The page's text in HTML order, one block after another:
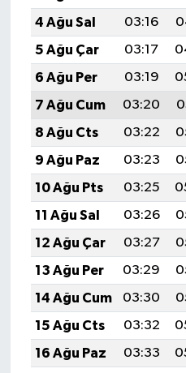
4 Ağu Sal
03:16
5 Ağu Çar
03:17
6 Ağu Per
03:19
7 Ağu Cum
03:20
8 Ağu Cts
03:22
9 Ağu Paz
03:23
10 Ağu Pts
03:25
11 Ağu Sal
03:26
12 Ağu Çar
03:27
13 Ağu Per
03:29
14 Ağu Cum
03:30
15 Ağu Cts
03:32
16 Ağu Paz
03:33